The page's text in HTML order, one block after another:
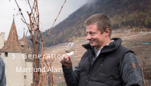
5. Generation
Marc und Alain